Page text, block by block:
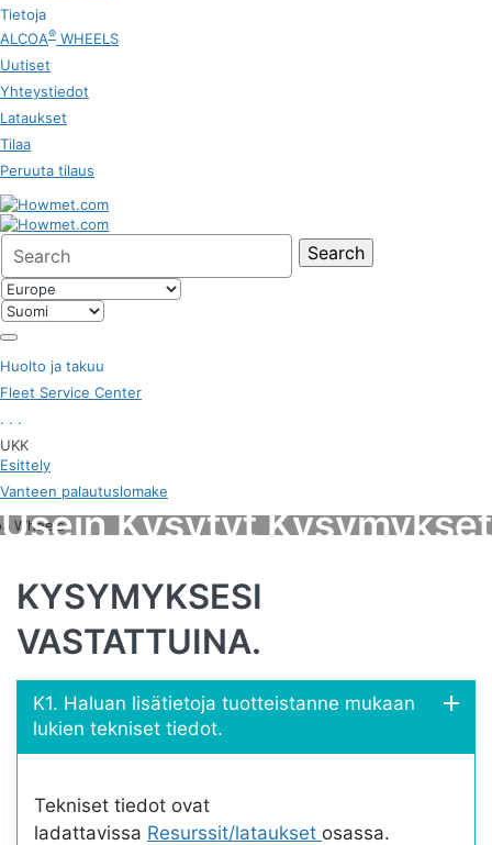
Tietoja
ALCOA® WHEELS
Uutiset
Yhteystiedot
Lataukset
Tilaa
Peruuta tilaus
Search
for:
Huolto ja takuu
Fleet Service Center
. . .
UKK
Esittely
Vanteen palautuslomake
Usein Kysytyt Kysymykset
KYSYMYKSESI
VASTATTUINA.
K1. Haluan lisätietoja tuotteistanne mukaan
lukien tekniset tiedot.
Tekniset tiedot ovat
ladattavissa Resurssit/lataukset osassa.